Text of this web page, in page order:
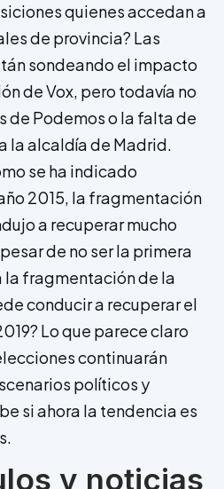
quienes accedan a
de provincia? Las
sondeando el impacto
de Vox, pero todavía no
de Podemos o la falta de
la alcaldía de Madrid.
se ha indicado
2015, la fragmentación
a recuperar mucho
de no ser la primera
la fragmentación de la
conducir a recuperar el
Lo que parece claro
continuarán
políticos y
si ahora la tendencia es
y noticias